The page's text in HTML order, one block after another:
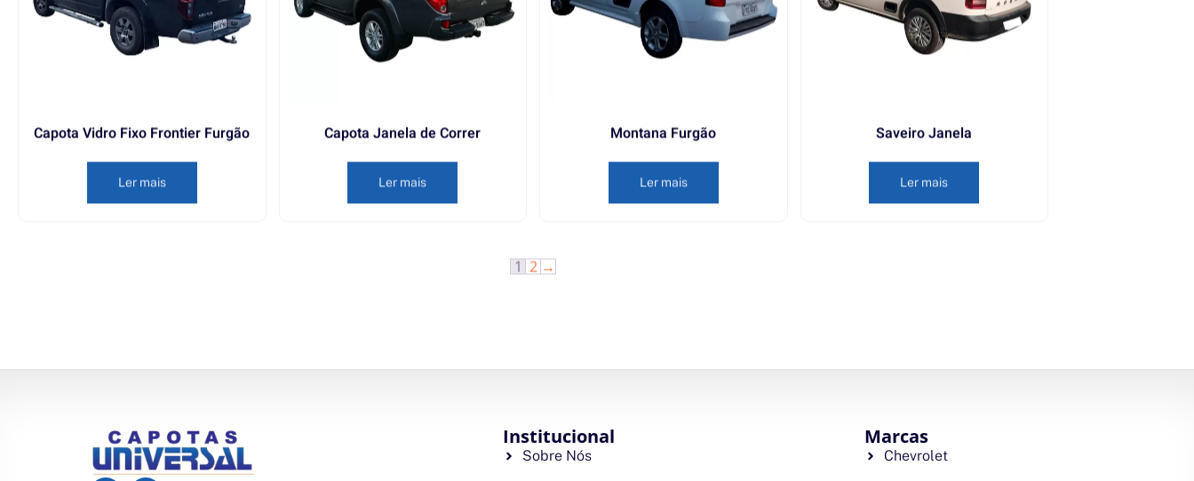
Capota Vidro Fixo Frontier Furgão
Ler mais
Capota Janela de Correr
Ler mais
Montana Furgão
Ler mais
Saveiro Janela
Ler mais
1 2 →
Institucional
Sobre Nós
Marcas
Chevrolet